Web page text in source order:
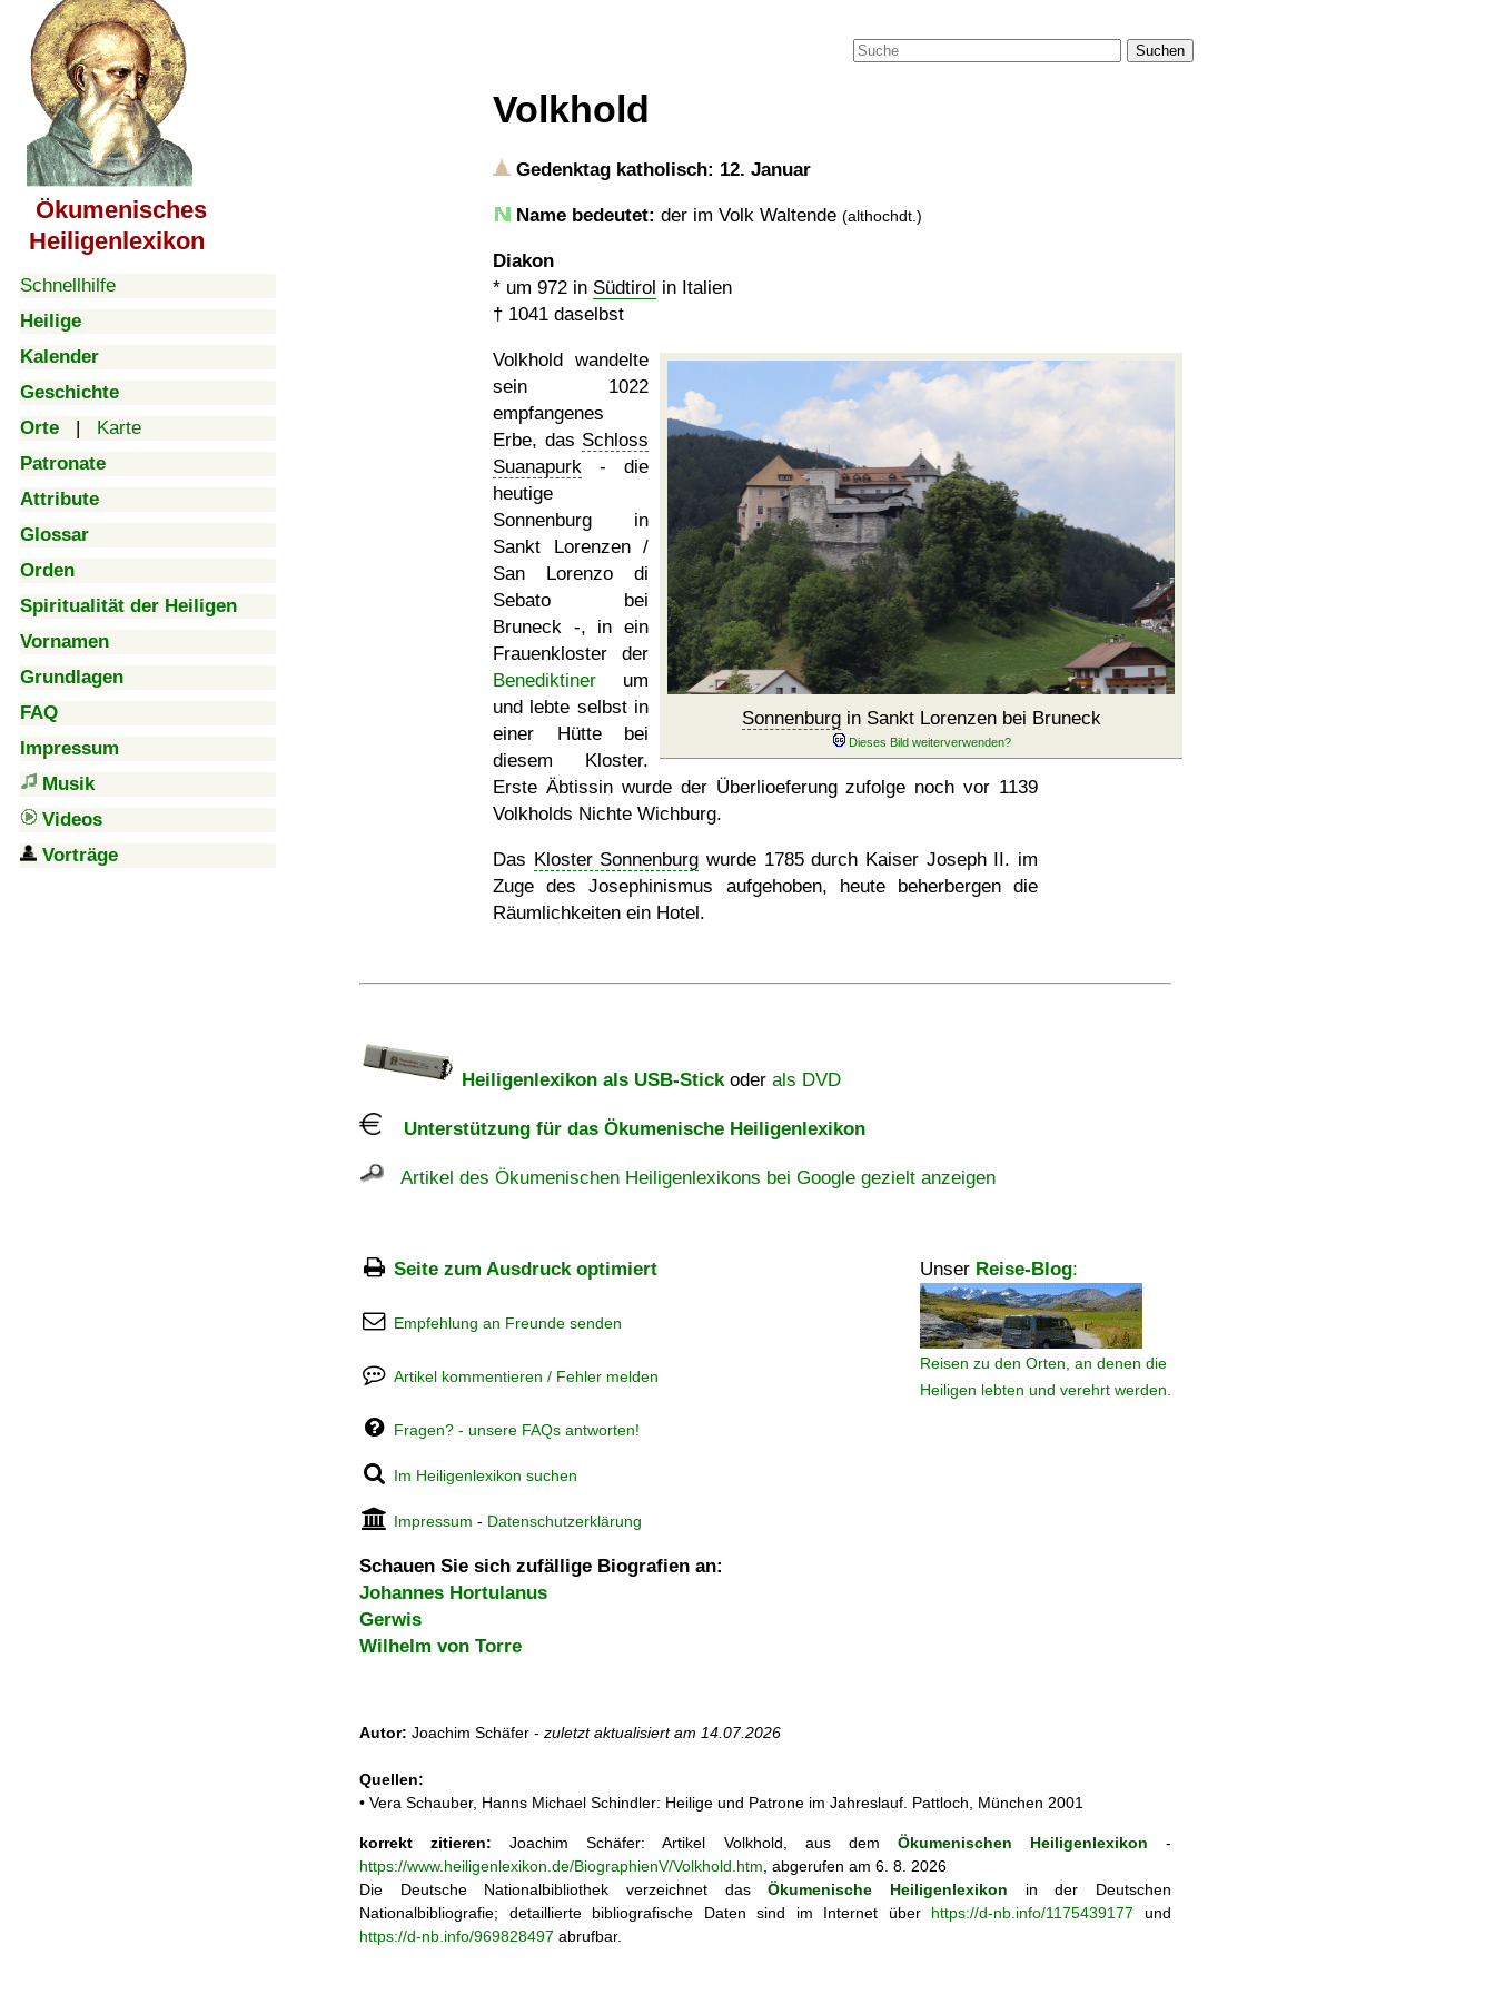
Ökumenisches
Heiligenlexikon
Schnellhilfe
Heilige
Kalender
Geschichte
Orte | Karte
Patronate
Attribute
Glossar
Orden
Spiritualität der Heiligen
Vornamen
Grundlagen
FAQ
Impressum
Musik
Videos
Vorträge
Suchen
Volkhold
Gedenktag katholisch: 12. Januar
Name bedeutet: der im Volk Waltende (althochdt.)
Diakon
* um 972 in Südtirol in Italien
† 1041 daselbst
Sonnenburgin Sankt Lorenzen bei Bruneck
Volkhold wandelte
sein 1022
empfangenes
Erbe, das Schloss
Suanapurk - die
heutige
Sonnenburg in
Sankt Lorenzen /
San Lorenzo di
Sebato bei
Bruneck -, in ein
Frauenkloster der
Benediktiner um
und lebte selbst in
einer Hütte bei
diesem Kloster.
Erste Äbtissin wurde der Überlioeferung zufolge noch vor 1139
Volkholds Nichte Wichburg.
Das Kloster Sonnenburg wurde 1785 durch Kaiser Joseph II. im
Zuge des Josephinismus aufgehoben, heute beherbergen die
Räumlichkeiten ein Hotel.
Heiligenlexikon als USB-Stickoder als DVD
Unterstützung für das Ökumenische Heiligenlexikon
Artikel des Ökumenischen Heiligenlexikons bei Google gezielt anzeigen
Seite zum Ausdruck optimiert Unser Reise-Blog:
Reisen zu den Orten, an denen die
Heiligen lebten und verehrt werden.
Empfehlung an Freunde senden
Artikel kommentieren / Fehler melden
Fragen? - unsere FAQs antworten!
Im Heiligenlexikon suchen
Impressum - Datenschutzerklärung
Schauen Sie sich zufällige Biografien an:
Johannes Hortulanus
Gerwis
Wilhelm von Torre
Autor: Joachim Schäfer - zuletzt aktualisiert am 14.07.2026
Quellen:
• Vera Schauber, Hanns Michael Schindler: Heilige und Patrone im Jahreslauf. Pattloch, München 2001
korrekt zitieren: Joachim Schäfer: Artikel Volkhold, aus dem Ökumenischen Heiligenlexikon -
https://www.heiligenlexikon.de/BiographienV/Volkhold.htm , abgerufen am 6. 8. 2026
Die Deutsche Nationalbibliothek verzeichnet dasÖkumenische Heiligenlexikon in der Deutschen
Nationalbibliografie; detaillierte bibliografische Daten sind im Internet über https://d-nb.info/1175439177 und
https://d-nb.info/969828497 abrufbar.